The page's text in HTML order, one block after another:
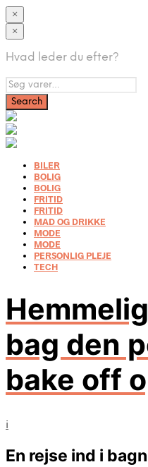
×
×
Hvad leder du efter?
BILER
BOLIG
BOLIG
FRITID
FRITID
MAD OG DRIKKE
MODE
MODE
PERSONLIG PLEJE
TECH
bag den
bake off
i
En rejse ind i